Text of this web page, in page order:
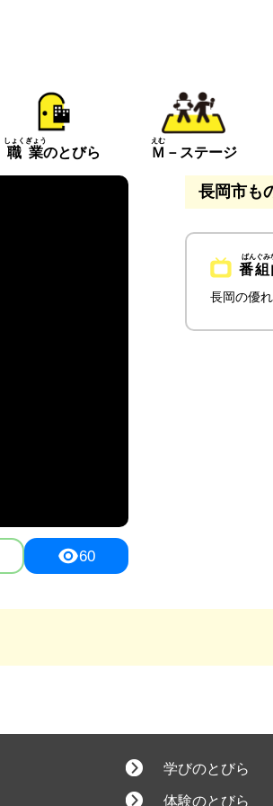
職業
しょくぎょう
のとびら Ｍ
えむ
－ステージ
60
長岡市も
番
長岡の優
学びのとびら
体験のとびら